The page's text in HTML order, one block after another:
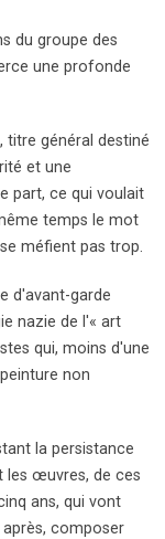
du groupe des
une profonde
titre général destiné
et une
part, ce qui voulait
temps le mot
méfient pas trop.
d'avant-garde
nazie de l'« art
qui, moins d'une
non
la persistance
les œuvres, de ces
ans, qui vont
composer